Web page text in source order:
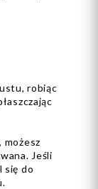
robiąc
możesz
Jeśli
się do